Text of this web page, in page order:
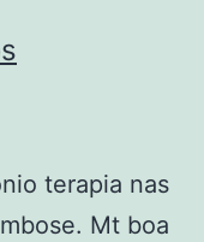
terapia nas
Mt boa